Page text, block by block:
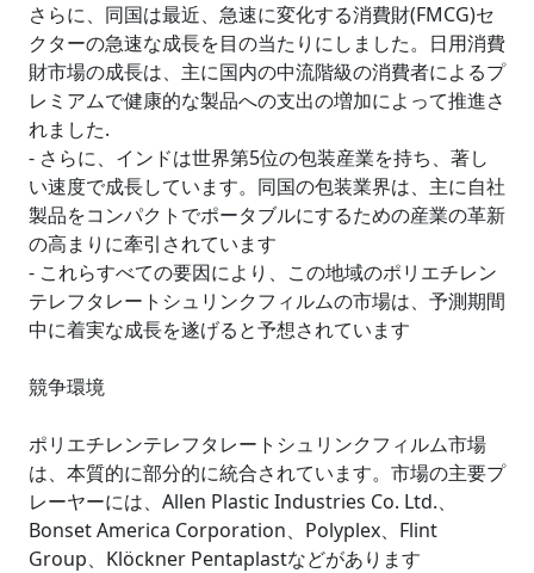
さらに、同国は最近、急速に変化する消費財(FMCG)セ
クターの急速な成長を目の当たりにしました。日用消費
財市場の成長は、主に国内の中流階級の消費者によるプ
レミアムで健康的な製品への支出の増加によって推進さ
れました.
- さらに、インドは世界第5位の包装産業を持ち、著し
い速度で成長しています。同国の包装業界は、主に自社
製品をコンパクトでポータブルにするための産業の革新
の高まりに牽引されています
- これらすべての要因により、この地域のポリエチレン
テレフタレートシュリンクフィルムの市場は、予測期間
中に着実な成長を遂げると予想されています
競争環境
ポリエチレンテレフタレートシュリンクフィルム市場
は、本質的に部分的に統合されています。市場の主要プ
レーヤーには、Allen Plastic Industries Co. Ltd.、
Bonset America Corporation、Polyplex、Flint
Group、Klöckner Pentaplastなどがあります